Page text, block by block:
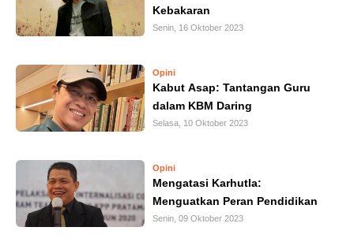
INFOGRAFIS
ADVERTORIAL
INDEKS
BERITA
Kebakaran
Senin, 16 Oktober 2023
Opini
Kabut Asap: Tantangan Guru
dalam KBM Daring
Selasa, 10 Oktober 2023
Opini
Mengatasi Karhutla:
Menguatkan Peran Pendidikan
Senin, 09 Oktober 2023